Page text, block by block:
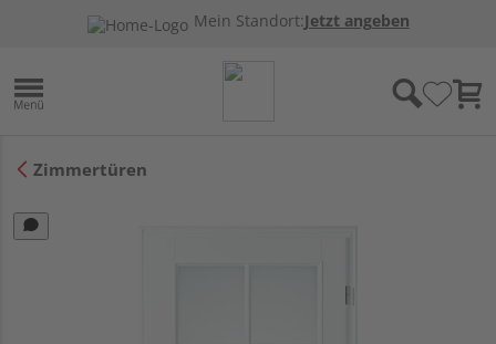
Mein Standort:Jetzt angeben
Zimmertüren